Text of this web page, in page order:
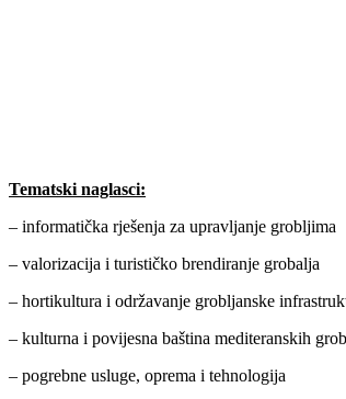
Tematski naglasci:
– informatička rješenja za upravljanje grobljima
– valorizacija i turističko brendiranje grobalja
– hortikultura i održavanje grobljanske
– kulturna i povijesna baština mediteranskih
– pogrebne usluge, oprema i tehnologija